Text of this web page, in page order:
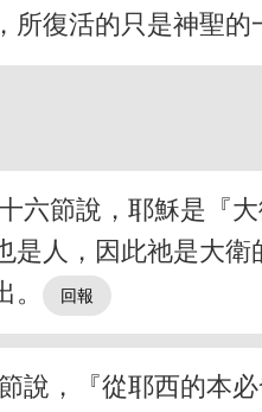
所復活的只是神聖
六節說，耶穌是『
是人，因此祂是大
說，『從耶西的本